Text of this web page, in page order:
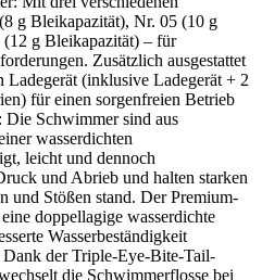
g Bleikapazität), Nr. 05 (10 g
g Bleikapazität) – für
Zusätzlich ausgestattet
Ladegerät (inklusive Ladegerät + 2
für einen sorgenfreien Betrieb
Schwimmer sind aus
wasserdichten
leicht und dennoch
und Abrieb und halten starken
und Stößen stand. Der Premium-
doppellagige wasserdichte
Wasserbeständigkeit
der Triple-Eye-Bite-Tail-
die Schwimmerflosse bei